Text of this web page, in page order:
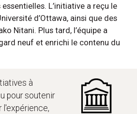
L’initiative a reçu le
d’Ottawa, ainsi que des
Nitani. Plus tard, l’équipe a
neuf et enrichi le contenu du
à
pour soutenir
l'expérience,